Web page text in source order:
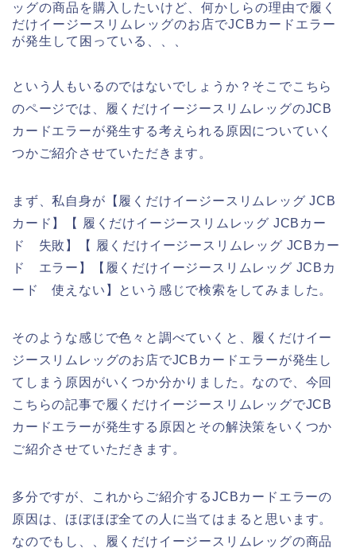
ッグの商品を購入したいけど、何かしらの理由で履く
だけイージースリムレッグのお店でJCBカードエラー
が発生して困っている、、、
という人もいるのではないでしょうか？そこでこちら
のページでは、履くだけイージースリムレッグのJCB
カードエラーが発生する考えられる原因についていく
つかご紹介させていただきます。
まず、私自身が【履くだけイージースリムレッグ JCB
カード】【 履くだけイージースリムレッグ JCBカー
ド 失敗】【 履くだけイージースリムレッグ JCBカー
ド エラー】【履くだけイージースリムレッグ JCBカ
ード 使えない】という感じで検索をしてみました。
そのような感じで色々と調べていくと、履くだけイー
ジースリムレッグのお店でJCBカードエラーが発生し
てしまう原因がいくつか分かりました。なので、今回
こちらの記事で履くだけイージースリムレッグでJCB
カードエラーが発生する原因とその解決策をいくつか
ご紹介させていただきます。
多分ですが、これからご紹介するJCBカードエラーの
原因は、ほぼほぼ全ての人に当てはまると思います。
なのでもし、、履くだけイージースリムレッグの商品